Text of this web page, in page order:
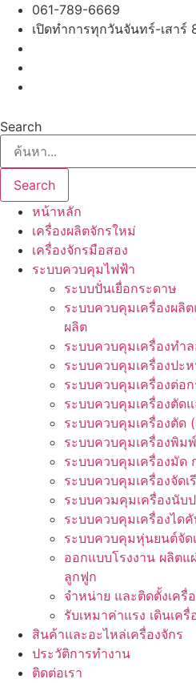
Skip
content
061-789-6669
เปิดทำการทุกวันจันทร์-เสาร์
Search
Search
หน้าหลัก
เครื่องผลิตจักรใหม่
เครื่องจักรมือสอง
ระบบควบคุมไฟฟ้า
ระบบปั่นเยื่อกระดาษ
ระบบควบคุมเครื่องผลิ
ผลิต
ระบบควบคุมเครื่องทำ
ระบบควบคุมเครื่องปะ
ระบบควบคุมเครื่องต่อ
ระบบควบคุมเครื่องตัด
ระบบควบคุมเครื่องตัด
ระบบควบคุมเครื่องพิม
ระบบควบคุมเครื่องมัด
ระบบควบคุมเครื่องจัด
ระบบควมคุมเครื่องนับ
ระบบควบคุมเครื่องได
ระบบควบคุมหุ่นยนต์จัด
ออกแบบโรงงาน ผลิต
ลูกฟูก
จำหน่าย และติดตั้งเครื่
รับเหมาค่าแรง เดินเค
สินค้าและอะไหล่เครื่องจักร
ประวัติการทำงาน
ติดต่อเรา